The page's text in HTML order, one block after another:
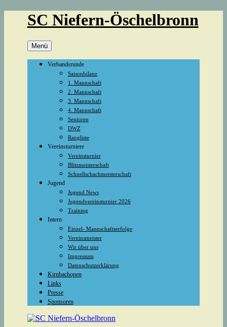
SC Niefern-Öschelbronn
Menü
Verbandsrunde
Saisonbilanz
1. Mannschaft
2. Mannschaft
3. Mannschaft
4. Mannschaft
Senioren
DWZ
Rangliste
Vereinsturniere
Vereinsturnier
Blitzmeisterschaft
Schnellschachmeisterschaft
Jugend
Jugend News
Jugendvereinsturnier 2026
Training
Intern
Einzel- Mannschaftserfolge
Vereinsmeister
Wir über uns
Impressum
Datenschutzerklärung
Kirnbachopen
Links
Presse
Sponsoren